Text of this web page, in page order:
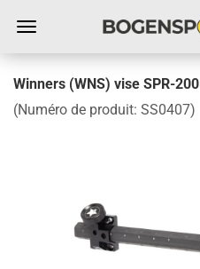
Winners (WNS) vise SPR-200
(Numéro de produit: SS0407)